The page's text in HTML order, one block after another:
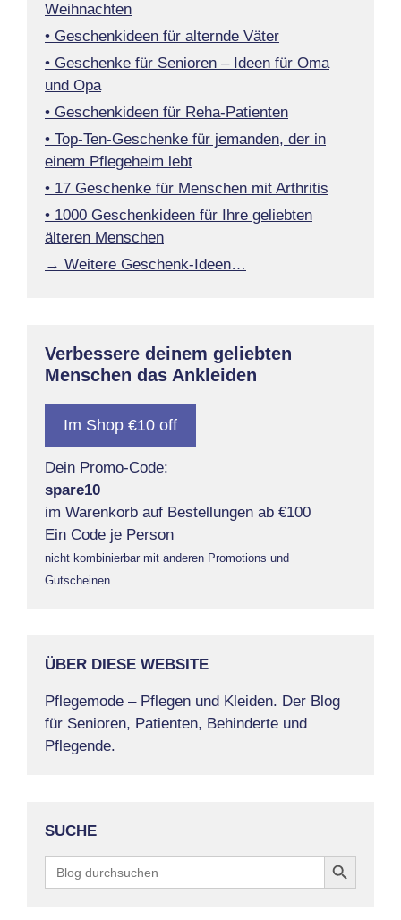
Weihnachten
• Geschenkideen für alternde Väter
• Geschenke für Senioren – Ideen für Oma
und Opa
• Geschenkideen für Reha-Patienten
• Top-Ten-Geschenke für jemanden, der in
einem Pflegeheim lebt
• 17 Geschenke für Menschen mit Arthritis
• 1000 Geschenkideen für Ihre geliebten
älteren Menschen
→ Weitere Geschenk-Ideen…
Verbessere deinem geliebten
Menschen das Ankleiden
Im Shop €10 off
Dein Promo-Code:
spare10
im Warenkorb auf Bestellungen ab €100
Ein Code je Person
nicht kombinierbar mit anderen Promotions und
Gutscheinen
ÜBER DIESE WEBSITE
Pflegemode – Pflegen und Kleiden. Der Blog
für Senioren, Patienten, Behinderte und
Pflegende.
SUCHE
for:
Search Button